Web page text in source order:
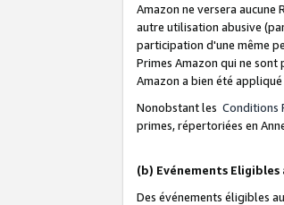
Amazon ne versera
autre utilisation abusive
participation d'une même
Primes Amazon qui ne sont
Amazon a bien été
Nonobstant les Conditions
primes, répertoriées en
(b) Evénements Eligibles
Des événements éligibles